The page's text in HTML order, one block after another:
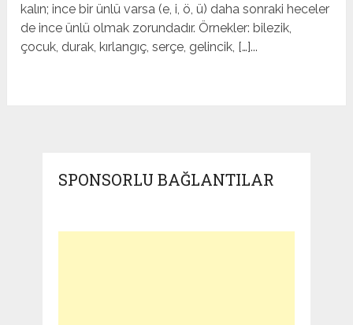
kalın; ince bir ünlü varsa (e, i, ö, ü) daha sonraki heceler
de ince ünlü olmak zorundadır. Örnekler: bilezik,
çocuk, durak, kırlangıç, serçe, gelincik, […]...
SPONSORLU BAĞLANTILAR